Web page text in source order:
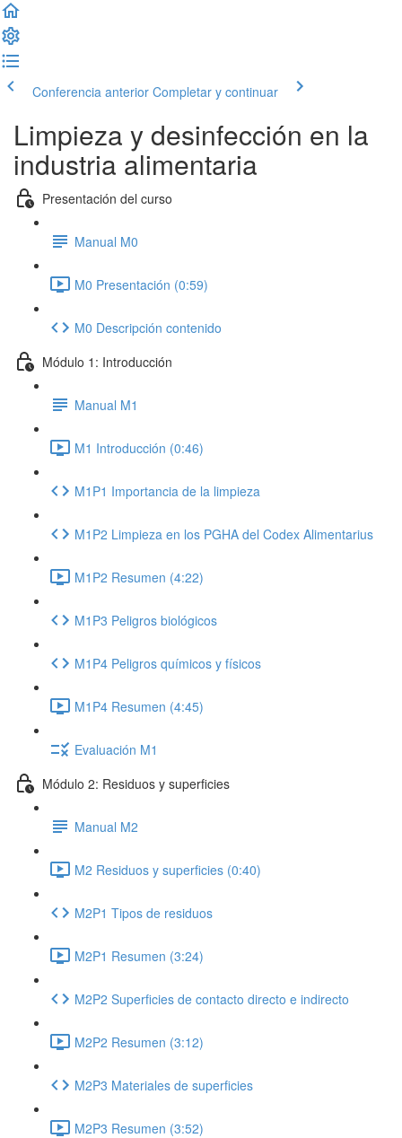
Conferencia anterior Completar y continuar
Limpieza y desinfección en la
industria alimentaria
Presentación del curso
Manual M0
M0 Presentación (0:59)
M0 Descripción contenido
Módulo 1: Introducción
Manual M1
M1 Introducción (0:46)
M1P1 Importancia de la limpieza
M1P2 Limpieza en los PGHA del Codex Alimentarius
M1P2 Resumen (4:22)
M1P3 Peligros biológicos
M1P4 Peligros químicos y físicos
M1P4 Resumen (4:45)
Evaluación M1
Módulo 2: Residuos y superficies
Manual M2
M2 Residuos y superficies (0:40)
M2P1 Tipos de residuos
M2P1 Resumen (3:24)
M2P2 Superficies de contacto directo e indirecto
M2P2 Resumen (3:12)
M2P3 Materiales de superficies
M2P3 Resumen (3:52)